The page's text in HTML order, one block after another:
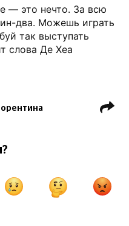
— это нечто. За всю
два. Можешь играть
так выступать
слова Де Хеа